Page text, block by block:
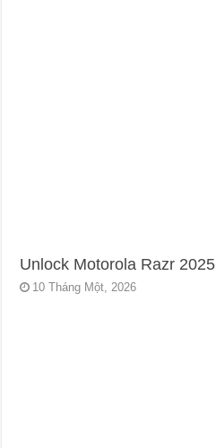
Unlock Motorola Razr 2025
10 Tháng Một, 2026